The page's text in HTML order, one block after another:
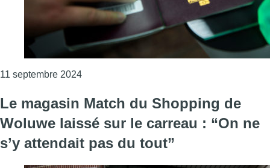
11 septembre 2024Consulter l'article "Brussels Airport :
Le magasin Match du Shopping de
Woluwe laissé sur le carreau : “On ne
s’y attendait pas du tout”